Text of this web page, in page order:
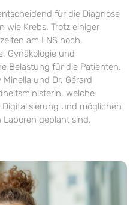
für die Diagnose
wie Krebs. Trotz einiger
am LNS hoch,
Gynäkologie und
Belastung für die Patienten.
und Dr. Gérard
welche
und möglichen
geplant sind.